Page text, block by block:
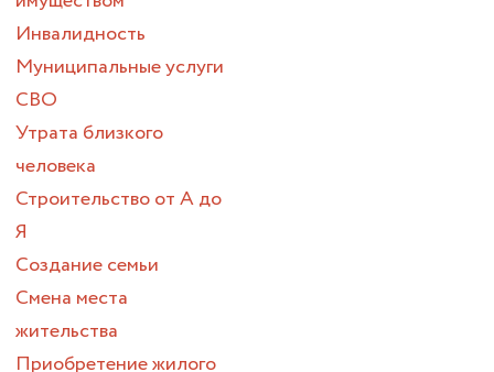
Инвалидность
Муниципальные услуги
СВО
Утрата близкого
человека
Строительство от А до
Я
Создание семьи
Смена места
жительства
Приобретение жилого